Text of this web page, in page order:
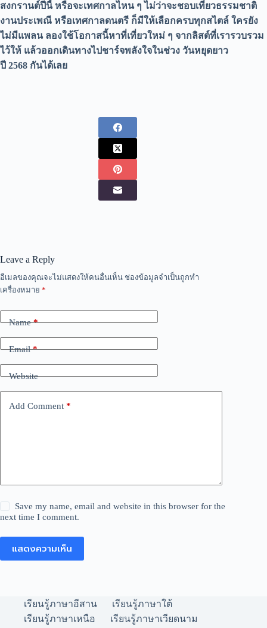
สงกรานต์ปีนี้ หรือจะเทศกาลไหน ๆ ไม่ว่าจะชอบเที่ยวธรรมชาติ
งานประเพณี หรือเทศกาลดนตรี ก็มีให้เลือกครบทุกสไตล์ ใครยัง
ไม่มีแพลน ลองใช้โอกาสนี้หาที่เที่ยวใหม่ ๆ จากลิสต์ที่เรารวบรวม
ไว้ให้ แล้วออกเดินทางไปชาร์จพลังใจในช่วง วันหยุดยาว
ปี 2568 กันได้เลย
Leave a Reply
อีเมลของคุณจะไม่แสดงให้คนอื่นเห็น ช่องข้อมูลจำเป็นถูกทำ
เครื่องหมาย *
Name*
Email*
Website
Add Comment *
Save my name, email and website in this browser for the
next time I comment.
แสดงความเห็น
เรียนรู้ภาษาอีสาน
เรียนรู้ภาษาใต้
เรียนรู้ภาษาเหนือ
เรียนรู้ภาษาเวียดนาม